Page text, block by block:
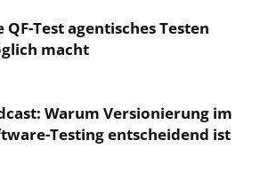
QF-Test agentisches Testen
macht
Warum Versionierung im
Testing entscheidend ist